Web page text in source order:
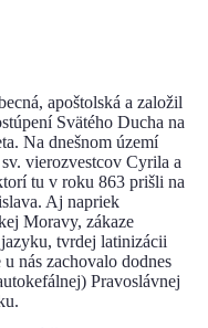
apoštolská a založil
Svätého Ducha na
Na dnešnom území
vierozvestcov Cyrila a
tu v roku 863 prišli na
Aj napriek
Moravy, zákaze
tvrdej latinizácii
nás zachovalo dodnes
Pravoslávnej